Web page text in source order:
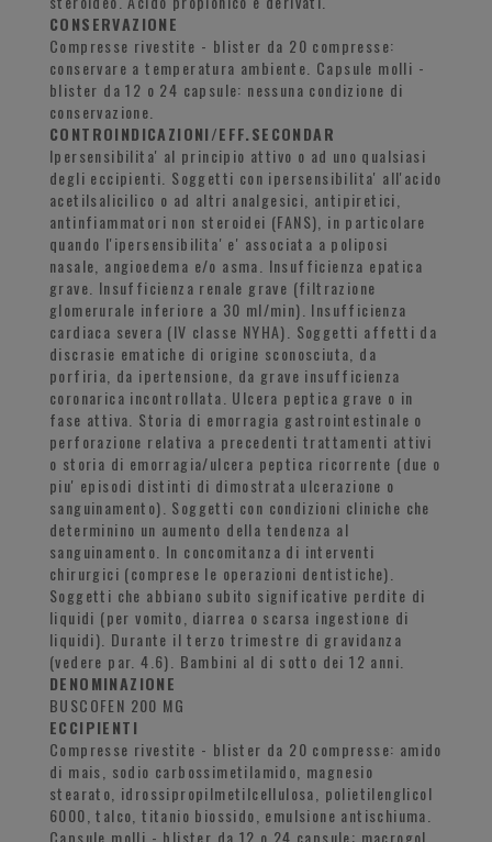
CONSERVAZIONE
Compresse rivestite - blister da 20 compresse:
conservare a temperatura ambiente. Capsule molli -
blister da 12 o 24 capsule: nessuna condizione di
conservazione.
CONTROINDICAZIONI/EFF.SECONDAR
Ipersensibilita' al principio attivo o ad uno qualsiasi
degli eccipienti. Soggetti con ipersensibilita' all'acido
acetilsalicilico o ad altri analgesici, antipiretici,
antinfiammatori non steroidei (FANS), in particolare
quando l'ipersensibilita' e' associata a poliposi
nasale, angioedema e/o asma. Insufficienza epatica
grave. Insufficienza renale grave (filtrazione
glomerurale inferiore a 30 ml/min). Insufficienza
cardiaca severa (IV classe NYHA). Soggetti affetti da
discrasie ematiche di origine sconosciuta, da
porfiria, da ipertensione, da grave insufficienza
coronarica incontrollata. Ulcera peptica grave o in
fase attiva. Storia di emorragia gastrointestinale o
perforazione relativa a precedenti trattamenti attivi
o storia di emorragia/ulcera peptica ricorrente (due o
piu' episodi distinti di dimostrata ulcerazione o
sanguinamento). Soggetti con condizioni cliniche che
determinino un aumento della tendenza al
sanguinamento. In concomitanza di interventi
chirurgici (comprese le operazioni dentistiche).
Soggetti che abbiano subito significative perdite di
liquidi (per vomito, diarrea o scarsa ingestione di
liquidi). Durante il terzo trimestre di gravidanza
(vedere par. 4.6). Bambini al di sotto dei 12 anni.
DENOMINAZIONE
BUSCOFEN 200 MG
ECCIPIENTI
Compresse rivestite - blister da 20 compresse: amido
di mais, sodio carbossimetilamido, magnesio
stearato, idrossipropilmetilcellulosa, polietilenglicol
6000, talco, titanio biossido, emulsione antischiuma.
Capsule molli - blister da 12 o 24 capsule: macrogol